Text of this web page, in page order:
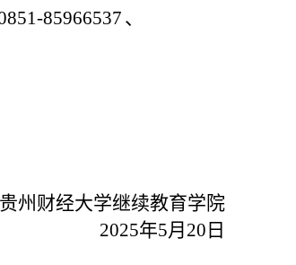
-85966537 、
贵州财经大学继续教育学院
2025年5月 20 日